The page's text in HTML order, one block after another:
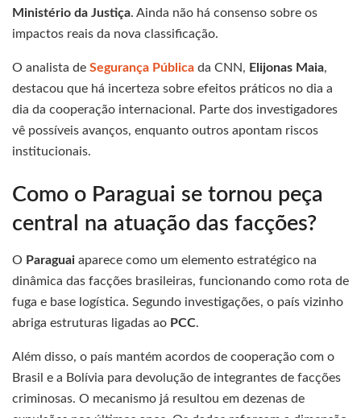
Ministério da Justiça. Ainda não há consenso sobre os
impactos reais da nova classificação.
O analista de Segurança Pública da CNN, Elijonas Maia,
destacou que há incerteza sobre efeitos práticos no dia a
dia da cooperação internacional. Parte dos investigadores
vê possíveis avanços, enquanto outros apontam riscos
institucionais.
Como o Paraguai se tornou peça
central na atuação das facções?
O Paraguai aparece como um elemento estratégico na
dinâmica das facções brasileiras, funcionando como rota de
fuga e base logística. Segundo investigações, o país vizinho
abriga estruturas ligadas ao PCC.
Além disso, o país mantém acordos de cooperação com o
Brasil e a Bolívia para devolução de integrantes de facções
criminosas. O mecanismo já resultou em dezenas de